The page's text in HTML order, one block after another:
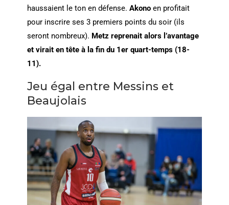
haussaient le ton en défense. Akonoen profitait
pour inscrire ses 3 premiers points du soir (ils
seront nombreux). Metz reprenait alors l’avantage
et virait en tête à la fin du 1er quart-temps (18-
11).
Jeu égal entre Messins et
Beaujolais